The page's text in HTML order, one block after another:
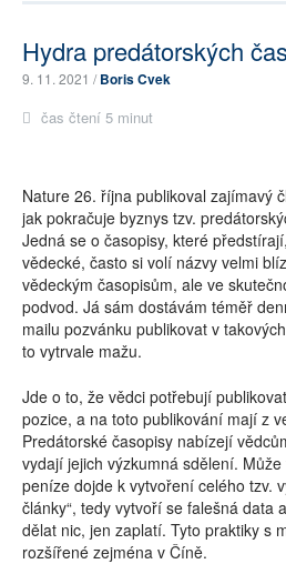
Hydra predátorských
9. 11. 2021 /Boris Cvek
čas čtení 5 minut
Nature 26. října publikoval zajímavý
jak pokračuje byznys tzv.
Jedná se o časopisy, které
vědecké, často si volí názvy velmi
vědeckým časopisům, ale ve
podvod. Já sám dostávám téměř
mailu pozvánku publikovat v
to vytrvale mažu.
Jde o to, že vědci potřebují
pozice, a na toto publikování mají z
Predátorské časopisy nabízejí
vydají jejich výzkumná sdělení.
peníze dojde k vytvoření celého tzv.
články“, tedy vytvoří se falešná data
dělat nic, jen zaplatí. Tyto praktiky s
rozšířené zejména v Číně.